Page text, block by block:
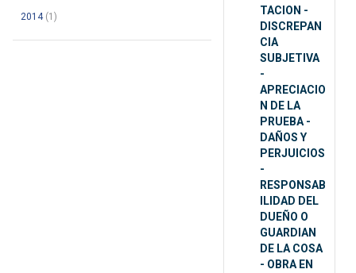
2014(1)
TACION -
DISCREPAN
CIA
SUBJETIVA
-
APRECIACIO
N DE LA
PRUEBA -
DAÑOS Y
PERJUICIOS
-
RESPONSAB
ILIDAD DEL
DUEÑO O
GUARDIAN
DE LA COSA
- OBRA EN